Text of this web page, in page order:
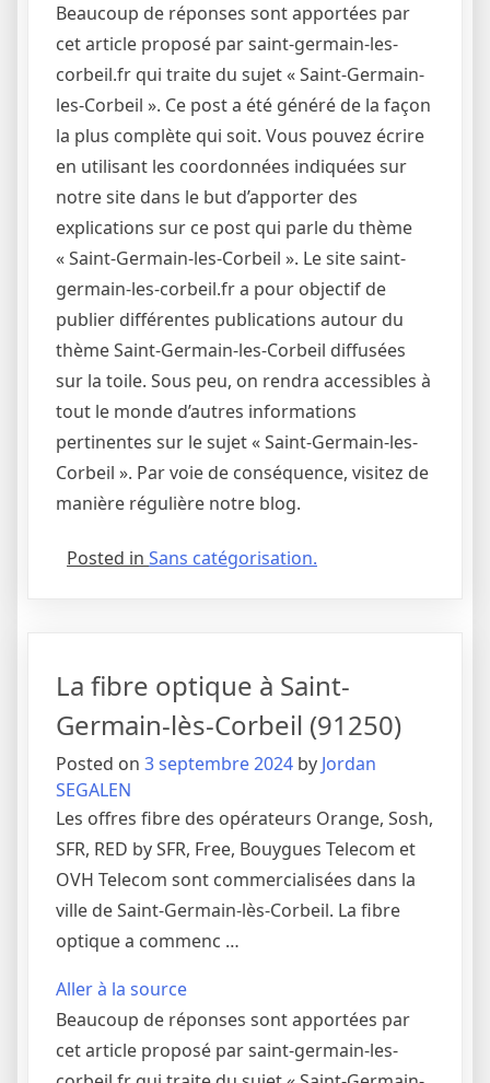
Beaucoup de réponses sont apportées par
cet article proposé par saint-germain-les-
corbeil.fr qui traite du sujet « Saint-Germain-
les-Corbeil ». Ce post a été généré de la façon
la plus complète qui soit. Vous pouvez écrire
en utilisant les coordonnées indiquées sur
notre site dans le but d’apporter des
explications sur ce post qui parle du thème
« Saint-Germain-les-Corbeil ». Le site saint-
germain-les-corbeil.fr a pour objectif de
publier différentes publications autour du
thème Saint-Germain-les-Corbeil diffusées
sur la toile. Sous peu, on rendra accessibles à
tout le monde d’autres informations
pertinentes sur le sujet « Saint-Germain-les-
Corbeil ». Par voie de conséquence, visitez de
manière régulière notre blog.
Posted in Sans catégorisation.
La fibre optique à Saint-
Germain-lès-Corbeil (91250)
Posted on 3 septembre 2024 by Jordan
SEGALEN
Les offres fibre des opérateurs Orange, Sosh,
SFR, RED by SFR, Free, Bouygues Telecom et
OVH Telecom sont commercialisées dans la
ville de Saint-Germain-lès-Corbeil. La fibre
optique a commenc …
Aller à la source
Beaucoup de réponses sont apportées par
cet article proposé par saint-germain-les-